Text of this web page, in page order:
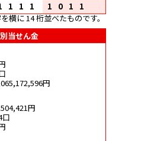
1011
横に 14 桁並べたものです。
当せん金
円
円
口